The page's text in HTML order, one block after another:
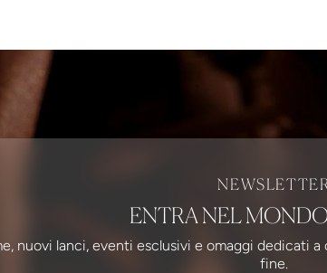
NEWSLETTER
ENTRA NEL
nuovi lanci, eventi esclusivi e omaggi dedicati
fine.